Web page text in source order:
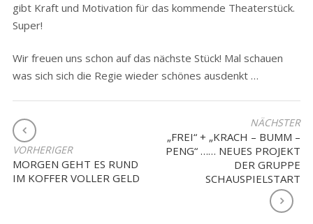
gibt Kraft und Motivation für das kommende Theaterstück.
Super!
Wir freuen uns schon auf das nächste Stück! Mal schauen
was sich sich die Regie wieder schönes ausdenkt …
BEITRAGSNAVIGATION
VORHERIGER
MORGEN GEHT ES RUND
IM KOFFER VOLLER GELD
NÄCHSTER
„FREI“ + „KRACH – BUMM –
PENG“ …… NEUES PROJEKT
DER GRUPPE
SCHAUSPIELSTART